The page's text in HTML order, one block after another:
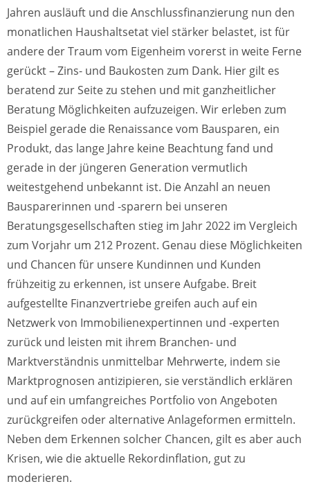
Jahren ausläuft und die Anschlussfinanzierung nun den
monatlichen Haushaltsetat viel stärker belastet, ist für
andere der Traum vom Eigenheim vorerst in weite Ferne
gerückt – Zins- und Baukosten zum Dank. Hier gilt es
beratend zur Seite zu stehen und mit ganzheitlicher
Beratung Möglichkeiten aufzuzeigen. Wir erleben zum
Beispiel gerade die Renaissance vom Bausparen, ein
Produkt, das lange Jahre keine Beachtung fand und
gerade in der jüngeren Generation vermutlich
weitestgehend unbekannt ist. Die Anzahl an neuen
Bausparerinnen und -sparern bei unseren
Beratungsgesellschaften stieg im Jahr 2022 im Vergleich
zum Vorjahr um 212 Prozent. Genau diese Möglichkeiten
und Chancen für unsere Kundinnen und Kunden
frühzeitig zu erkennen, ist unsere Aufgabe. Breit
aufgestellte Finanzvertriebe greifen auch auf ein
Netzwerk von Immobilienexpertinnen und -experten
zurück und leisten mit ihrem Branchen- und
Marktverständnis unmittelbar Mehrwerte, indem sie
Marktprognosen antizipieren, sie verständlich erklären
und auf ein umfangreiches Portfolio von Angeboten
zurückgreifen oder alternative Anlageformen ermitteln.
Neben dem Erkennen solcher Chancen, gilt es aber auch
Krisen, wie die aktuelle Rekordinflation, gut zu
moderieren.